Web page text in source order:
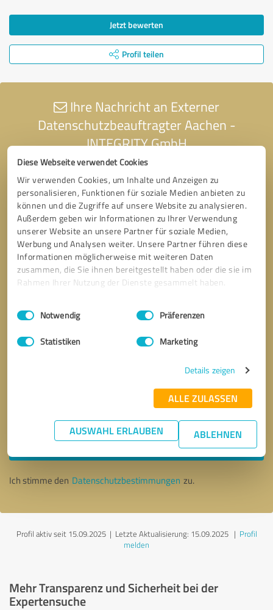
Diese Webseite verwendet Cookies
Wir verwenden Cookies, um Inhalte und Anzeigen zu
personalisieren, Funktionen für soziale Medien anbieten zu
können und die Zugriffe auf unsere Website zu analysieren.
Außerdem geben wir Informationen zu Ihrer Verwendung
unserer Website an unsere Partner für soziale Medien,
Werbung und Analysen weiter. Unsere Partner führen diese
Informationen möglicherweise mit weiteren Daten
zusammen, die Sie ihnen bereitgestellt haben oder die sie im
Rahmen Ihrer Nutzung der Dienste gesammelt haben.
Impressum Datenschutzbestimmungen
Einwilligungsauswahl
Notwendig Präferenzen
Statistiken Marketing
Details zeigen
ALLE ZULASSEN
AUSWAHL ERLAUBEN ABLEHNEN
Jetzt bewerten
Profil teilen
Ihre Nachricht an Externer
Datenschutzbeauftragter Aachen -
INTEGRITY GmbH
Ich stimme den Datenschutzbestimmungen zu.
Profil aktiv seit 15.09.2025 | Letzte Aktualisierung: 15.09.2025| Profil
melden
Mehr Transparenz und Sicherheit bei der
Expertensuche